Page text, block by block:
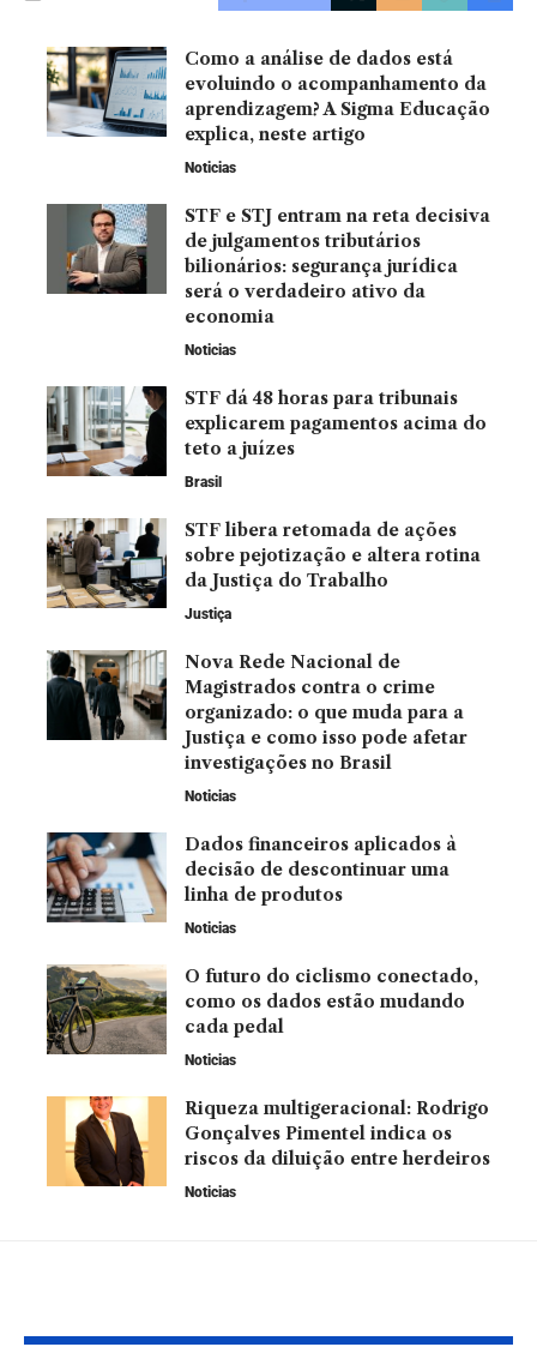
Como a análise de dados está
evoluindo o acompanhamento da
aprendizagem? A Sigma Educação
explica, neste artigo
Noticias
STF e STJ entram na reta decisiva
de julgamentos tributários
bilionários: segurança jurídica
será o verdadeiro ativo da
economia
Noticias
STF dá 48 horas para tribunais
explicarem pagamentos acima do
teto a juízes
Brasil
STF libera retomada de ações
sobre pejotização e altera rotina
da Justiça do Trabalho
Justiça
Nova Rede Nacional de
Magistrados contra o crime
organizado: o que muda para a
Justiça e como isso pode afetar
investigações no Brasil
Noticias
Dados financeiros aplicados à
decisão de descontinuar uma
linha de produtos
Noticias
O futuro do ciclismo conectado,
como os dados estão mudando
cada pedal
Noticias
Riqueza multigeracional: Rodrigo
Gonçalves Pimentel indica os
riscos da diluição entre herdeiros
Noticias